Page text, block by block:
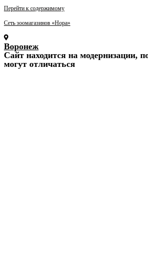
Перейти к содержимому
Сеть зоомагазинов «Нора»
Воронеж
Cайт находится на модернизации,
могут отличаться